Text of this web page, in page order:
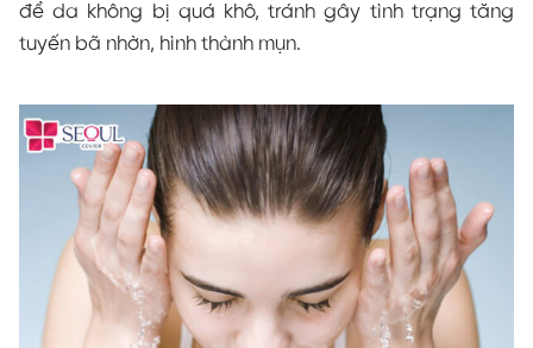
để da không bị quá khô, tránh gây tình trạng tăng
tuyến bã nhờn, hình thành mụn.